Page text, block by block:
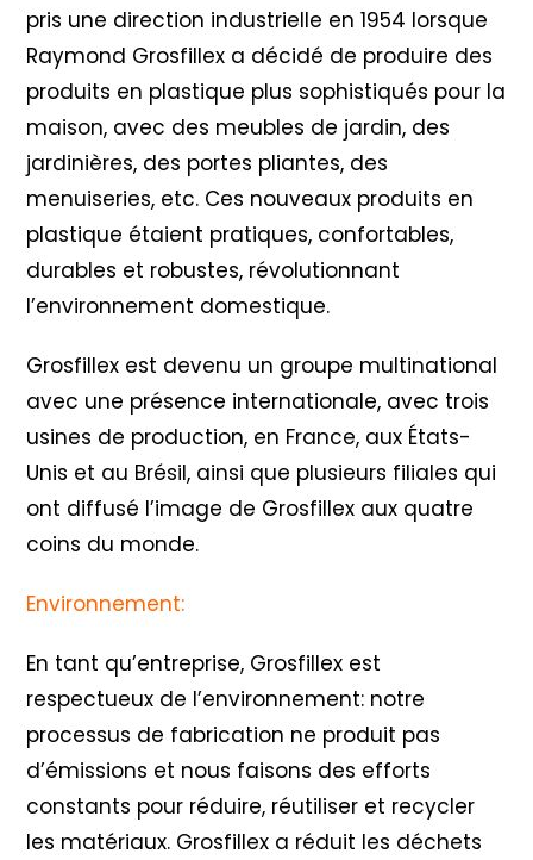
pris une direction industrielle en 1954 lorsque
Raymond Grosfillex a décidé de produire des
produits en plastique plus sophistiqués pour la
maison, avec des meubles de jardin, des
jardinières, des portes pliantes, des
menuiseries, etc. Ces nouveaux produits en
plastique étaient pratiques, confortables,
durables et robustes, révolutionnant
l’environnement domestique.
Grosfillex est devenu un groupe multinational
avec une présence internationale, avec trois
usines de production, en France, aux États-
Unis et au Brésil, ainsi que plusieurs filiales qui
ont diffusé l’image de Grosfillex aux quatre
coins du monde.
Environnement:
En tant qu’entreprise, Grosfillex est
respectueux de l’environnement: notre
processus de fabrication ne produit pas
d’émissions et nous faisons des efforts
constants pour réduire, réutiliser et recycler
les matériaux. Grosfillex a réduit les déchets